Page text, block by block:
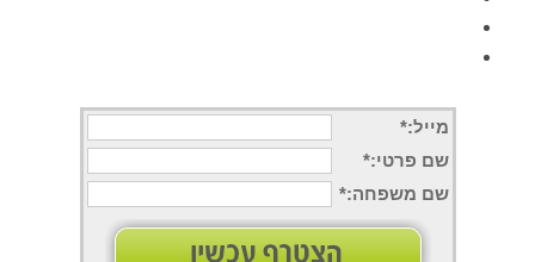
מייל:*
שם פרטי:*
שם משפחה:*